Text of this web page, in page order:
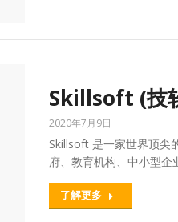
Skillsoft (技
2020年7月9日
Skillsoft 是一家世界顶尖
府、教育机构、中小型
了解更多